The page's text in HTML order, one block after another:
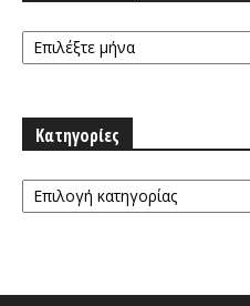
Αρχειοθήκη
Κατηγορίες
Κατηγορίες